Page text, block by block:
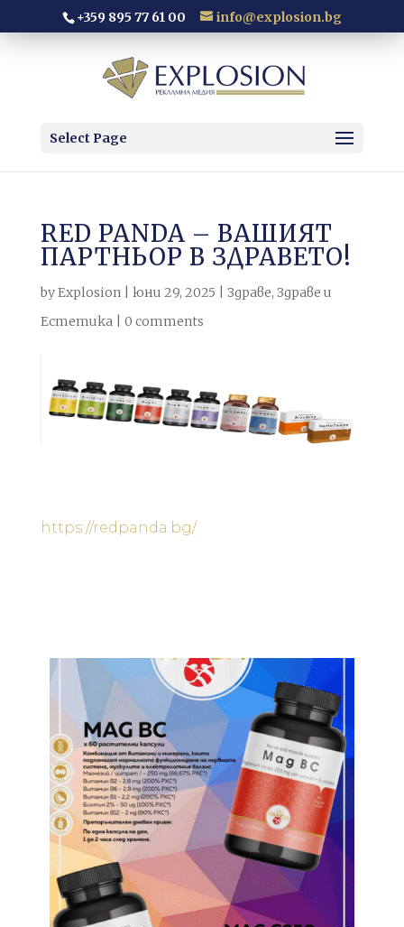
+359 895 77 61 00 info@explosion.bg
Select Page
RED PANDA – ВАШИЯТ
ПАРТНЬОР В ЗДРАВЕТО!
byExplosion| юни 29, 2025 Здраве, Здраве и
Естетика| 0 comments
https://redpanda.bg/